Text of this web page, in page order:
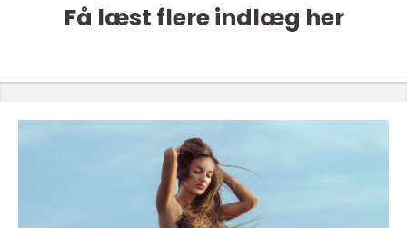
Få læst flere indlæg her